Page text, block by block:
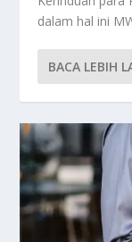
dalam hal ini
BACA LEBIH